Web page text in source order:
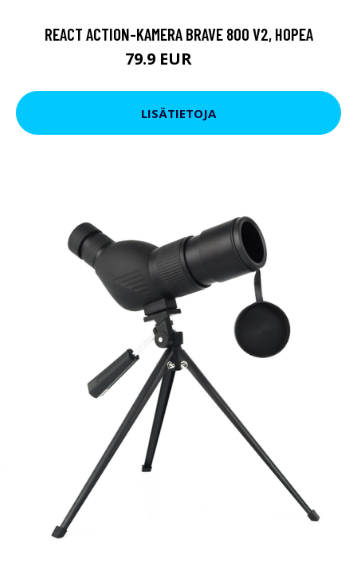
REACT ACTION-KAMERA BRAVE 800 V2, HOPEA
79.9 EUR
LISÄTIETOJA